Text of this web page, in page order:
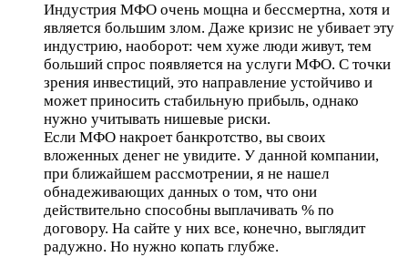
Индустрия МФО очень мощна и бессмертна, хотя и
является большим злом. Даже кризис не убивает эту
индустрию, наоборот: чем хуже люди живут, тем
больший спрос появляется на услуги МФО. С точки
зрения инвестиций, это направление устойчиво и
может приносить стабильную прибыль, однако
нужно учитывать нишевые риски.
Если МФО накроет банкротство, вы своих
вложенных денег не увидите. У данной компании,
при ближайшем рассмотрении, я не нашел
обнадеживающих данных о том, что они
действительно способны выплачивать % по
договору. На сайте у них все, конечно, выглядит
радужно. Но нужно копать глубже.